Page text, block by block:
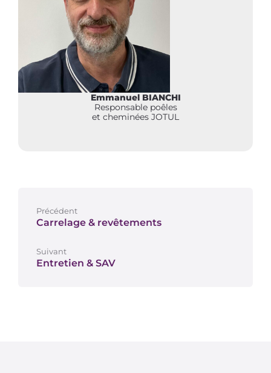
Emmanuel BIANCHI
Responsable poêles
et cheminées JOTUL
Précédent
Carrelage & revêtements
Suivant
Entretien & SAV